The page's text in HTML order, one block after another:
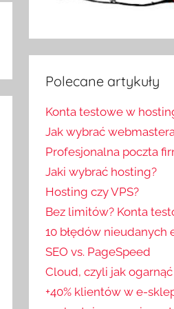
Polecane artykuły
Konta testowe w
Jak wybrać
Profesjonalna poczta
Jaki wybrać hosting?
Hosting czy VPS?
Bez limitów? Konta
10 błędów nieudanych
SEO vs. PageSpeed
Cloud, czyli jak
+40% klientów w e-